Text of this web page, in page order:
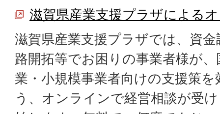
滋賀県産業支援プラザによる
滋賀県産業支援プラザでは、資
路開拓等でお困りの事業者様が
業・小規模事業者向けの支援策
う、オンラインで経営相談が受